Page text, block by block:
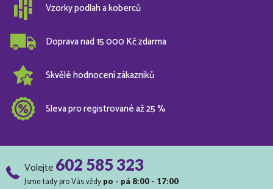
Vzorky podlah a koberců
Doprava nad 15 000 Kč zdarma
Skvělé hodnocení zákazníků
Sleva pro registrované až 25 %
Volejte602 585 323
Jsme tady pro Vás vždy po - pá 8:00 - 17:00